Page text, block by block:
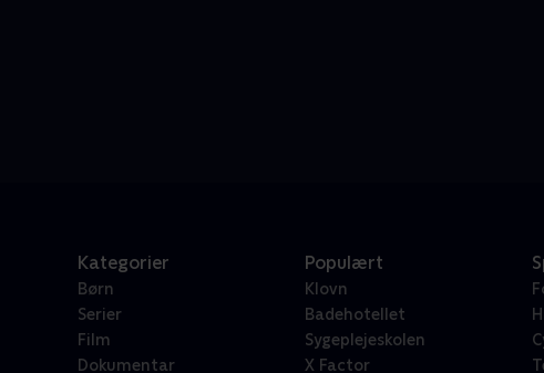
Kategorier
Børn
Serier
Film
Dokumentar
Populært
Klovn
Badehotellet
Sygeplejeskolen
X Factor